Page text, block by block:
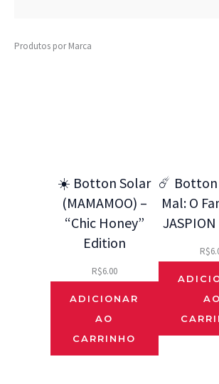
Produtos por Marca
☀️ Botton Solar
(MAMAMOO) –
“Chic Honey”
Edition
R$6.00
ADICIONAR
AO
CARRINHO
☄️ Botton
Mal: O
R$
AO